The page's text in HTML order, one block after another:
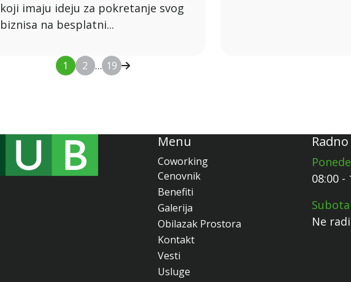
koji imaju ideju za pokretanje svog
biznisa na besplatni...
1 2 … 19
Menu
Coworking
Cenovnik
Benefiti
Galerija
Obilazak Prostora
Kontakt
Vesti
Usluge
08:00 -
Ne